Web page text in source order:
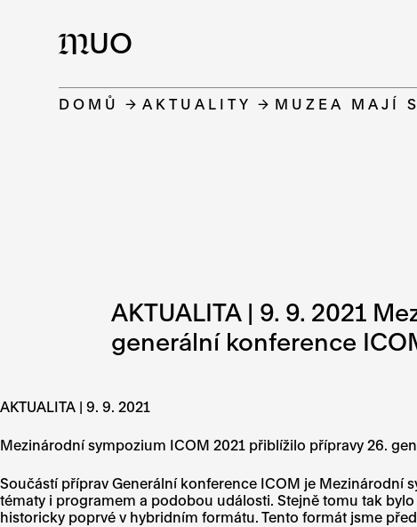
MUO
DOMŮ AKTUALITY MUZEA MAJÍ
AKTUALITA | 9. 9. 2021
generální konference
AKTUALITA | 9. 9. 2021
Mezinárodní sympozium ICOM 2021 přiblížilo přípravy 26.
Součástí příprav Generální konference ICOM je Mezinárodní
tématy i programem a podobou události. Stejně tomu tak
historicky poprvé v hybridním formátu. Tento formát jsme